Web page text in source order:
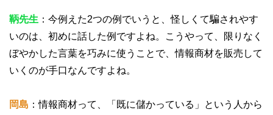
鞆先生 ：今例えた2つの例でいうと、怪しくて騙されやす
いのは、初めに話した例ですよね。こうやって、限りなく
ぼやかした言葉を巧みに使うことで、情報商材を販売して
いくのが手口なんですよね。
岡島 ：情報商材って、「既に儲かっている」という人から